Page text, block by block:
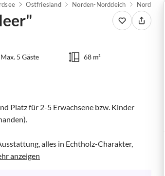
Ostfriesland Norden-Norddeich Norddeich
Max. 5 Gäste 68 m²
Platz für 2-5 Erwachsene bzw. Kinder
alles in Echtholz-Charakter,
anzeigen